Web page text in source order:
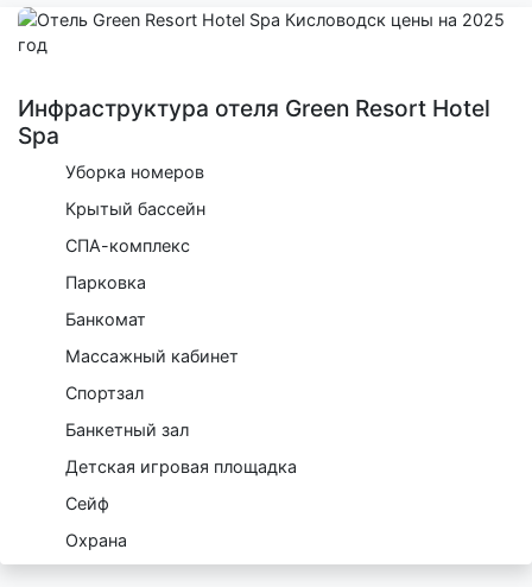
Инфраструктура отеля Green Resort Hotel
Spa
Уборка номеров
Крытый бассейн
СПА-комплекс
Парковка
Банкомат
Массажный кабинет
Спортзал
Банкетный зал
Детская игровая площадка
Сейф
Охрана